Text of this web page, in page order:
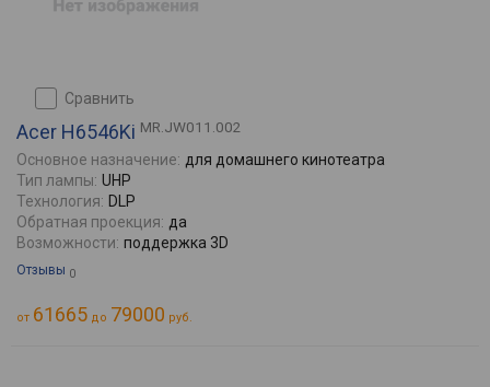
сравнить
Acer H6546Ki MR.JW011.002
Основное назначение: для домашнего кинотеатра
Тип лампы: UHP
Технология: DLP
Обратная проекция: да
Возможности: поддержка 3D
Отзывы 0
от 61665 до 79000 руб.